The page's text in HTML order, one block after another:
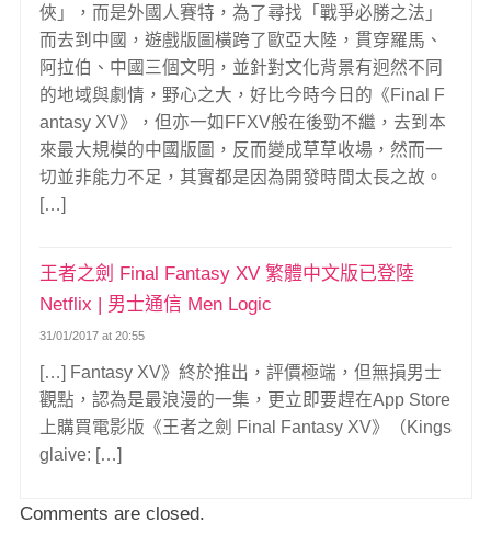
俠」，而是外國人賽特，為了尋找「戰爭必勝之法」
而去到中國，遊戲版圖橫跨了歐亞大陸，貫穿羅馬、
阿拉伯、中國三個文明，並針對文化背景有迥然不同
的地域與劇情，野心之大，好比今時今日的《Final F
antasy XV》，但亦一如FFXV般在後勁不繼，去到本
來最大規模的中國版圖，反而變成草草收場，然而一
切並非能力不足，其實都是因為開發時間太長之故。
[…]
王者之劍 Final Fantasy XV 繁體中文版已登陸
Netflix | 男士通信 Men Logic
31/01/2017 at 20:55
[…] Fantasy XV》終於推出，評價極端，但無損男士
觀點，認為是最浪漫的一集，更立即要趕在App Store
上購買電影版《王者之劍 Final Fantasy XV》（Kings
glaive: […]
Comments are closed.